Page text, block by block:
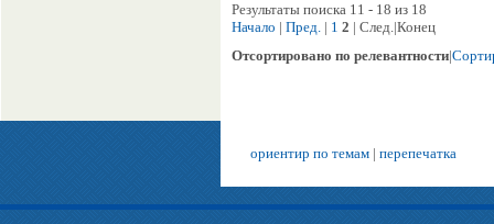
Результаты поиска 11 - 18 из 18
Начало | Пред. | 1 2 | След.|Конец
Отсортировано по релевантности|
ориентир по темам | перепечатка